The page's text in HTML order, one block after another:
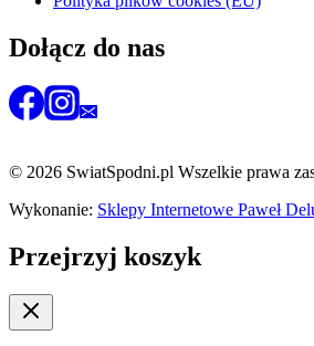
Dołącz do nas
© 2026 SwiatSpodni.pl Wszelkie prawa
Wykonanie: Sklepy Internetowe Paweł
Przejrzyj koszyk